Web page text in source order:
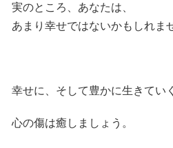
実のところ、あなたは、
あまり幸せではないかもしれま
幸せに、そして豊かに生きてい
心の傷は癒しましょう。